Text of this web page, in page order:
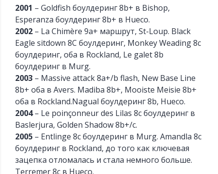
2001 – Goldfish боулдеринг 8b+ в Bishop,
Esperanza боулдеринг 8b+ в Hueco.
2002 – La Chimère 9a+ маршрут, St-Loup. Black
Eagle sitdown 8C боулдеринг, Monkey Weading 8c
боулдеринг, оба в Rockland, Le galet 8b
боулдеринг в Murg.
2003 – Massive attack 8a+/b flash, New Base Line
8b+ оба в Avers. Madiba 8b+, Mooiste Meisie 8b+
оба в Rockland.Nagual боулдеринг 8b, Hueco.
2004– Le poinçonneur des Lilas 8c боулдеринг в
Baslerjura, Golden Shadow 8b+/c.
2005 – Entlinge 8c боулдеринг в Murg. Amandla 8c
боулдеринг в Rockland, до того как ключевая
зацепка отломалась и стала немного больше.
Terremer 8c в Hueco.